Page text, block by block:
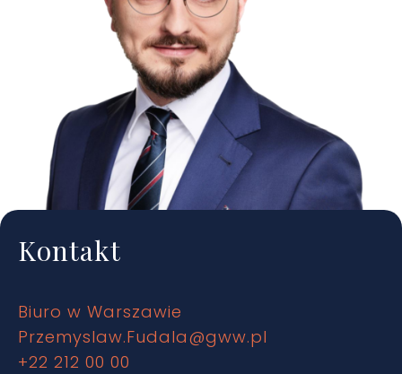
Kontakt
Biuro w Warszawie
Przemyslaw.Fudala@gww.pl
+22 212 00 00